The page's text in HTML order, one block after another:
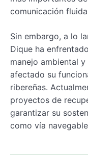
comunicación
Sin embargo, a lo
Dique ha
manejo ambiental
afectado su
ribereñas.
proyectos de
garantizar su
como vía